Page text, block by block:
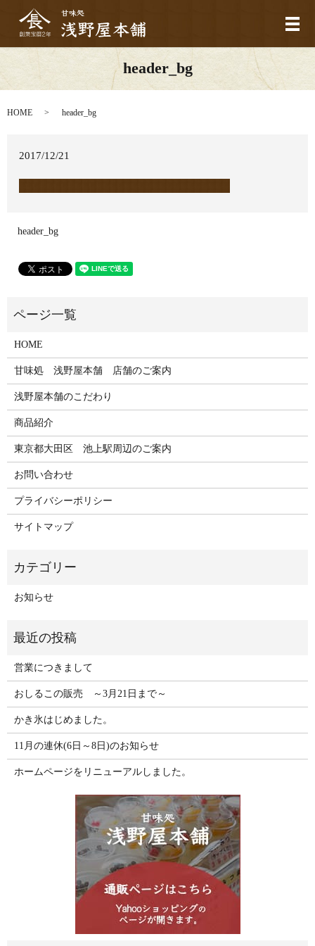
メ
header_bg
HOME header_bg
2017/12/21
header_bg
HOME
甘味処 浅野屋本舗 店舗のご案内
浅野屋本舗のこだわり
商品紹介
東京都大田区 池上駅周辺のご案内
お問い合わせ
プライバシーポリシー
サイトマップ
お知らせ
営業につきまして
おしるこの販売 ～3月21日まで～
かき氷はじめました。
11月の連休(6日～8日)のお知らせ
ホームページをリニューアルしました。